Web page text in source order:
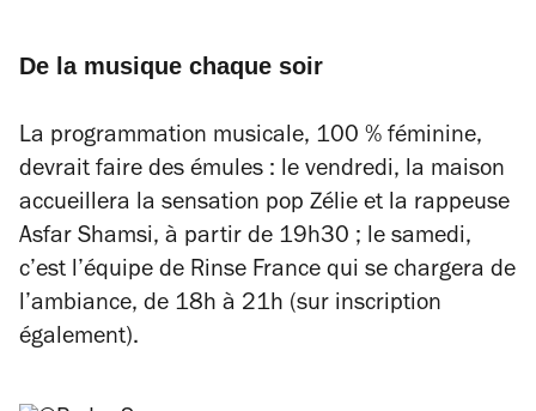
De la musique chaque soir
La programmation musicale, 100 % féminine,
devrait faire des émules : le vendredi, la maison
accueillera la sensation pop Zélie et la rappeuse
Asfar Shamsi, à partir de 19h30 ; le samedi,
c’est l’équipe de Rinse France qui se chargera de
l’ambiance, de 18h à 21h (sur inscription
également).